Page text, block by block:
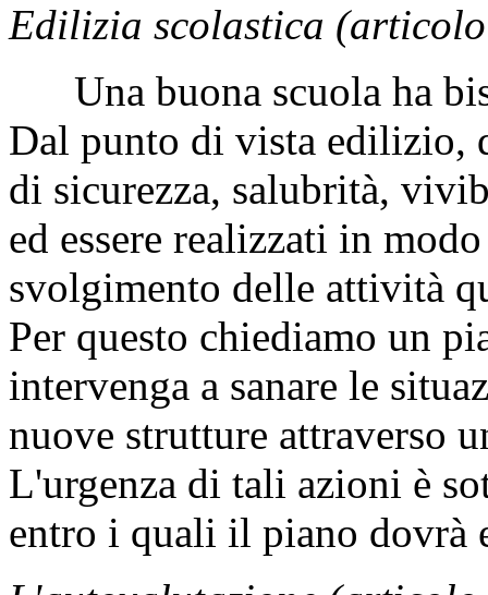
Edilizia scolastica
Una buona scuola ha
Dal punto di vista edilizio,
di sicurezza, salubrità,
ed essere realizzati in
svolgimento delle attività
Per questo chiediamo un
intervenga a sanare le
nuove strutture attraverso
L'urgenza di tali azioni è
entro i quali il piano dovrà